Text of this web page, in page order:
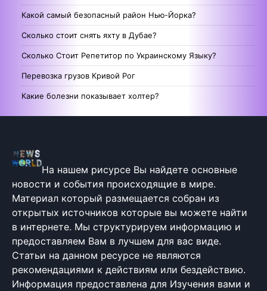
Какой самый безопасный район Нью-Йорка?
Сколько стоит снять яхту в Дубае?
Сколько Стоит Репетитор по Украинскому Языку?
Перевозка грузов Кривой Рог
Какие болезни показывает холтер?
На нашем рисурсе Вы найдете основные
новости и события происходящие в мире.
Материал который размещается собран из
открытых источников которые вы можете найти
в интернете. Мы структурируем информацию и
предоставляем Вам в лучшем для вас виде.
Статьи на данном ресурсе не являются
рекомендациями к действиям или бездействию.
Информация предоставлена для Изучения вами и